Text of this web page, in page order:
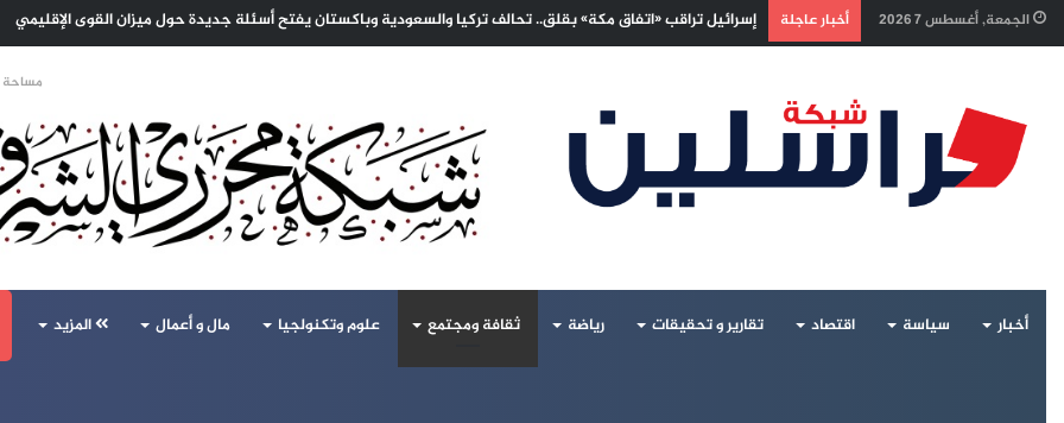
الجمعة, أغسطس 7 2026 أخبار عاجلة “وعينا يحمينا”… مبادرة فنية وإعلامية في الدامر لمواجهة اجتياح المخدرات لشباب السودان
مساحة
أخبار سياسة اقتصاد تقارير و تحقيقات رياضة ثقافة ومجتمع علوم وتكنولجيا مال و أعمال المزيد